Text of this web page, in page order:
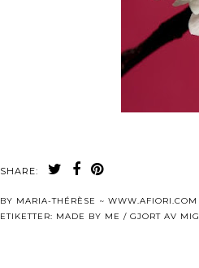
SHARE:
BY MARIA-THÉRÈSE ~ WWW.AFIORI.COM
ETIKETTER: MADE BY ME / GJORT AV MIG